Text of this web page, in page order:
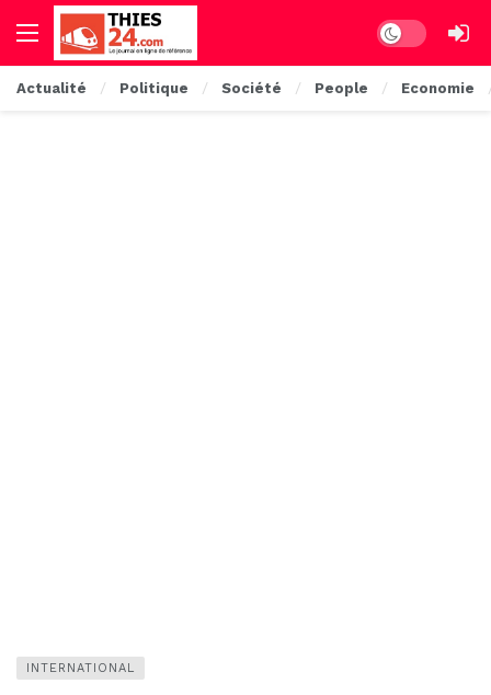
Dark mode
Actualité Politique Société People Economie
INTERNATIONAL